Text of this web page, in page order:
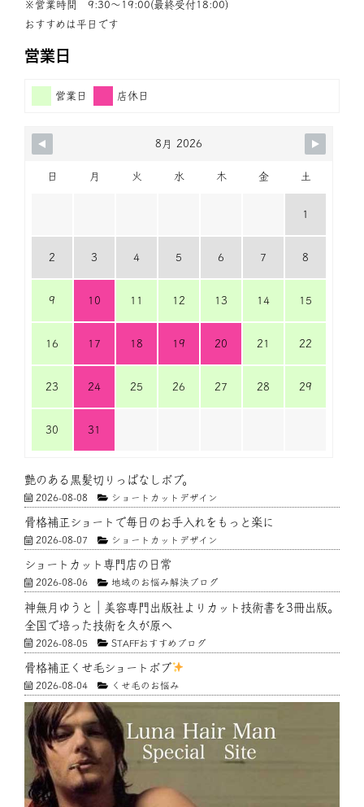
※営業時間 9:30〜19:00(最終受付18:00)
おすすめは平日です
営業日
営業日 店休日
8月 2026
日 月 火 水 木 金 土
1
2 3 4 5 6 7 8
9 10 11 12 13 14 15
16 17 18 19 20 21 22
23 24 25 26 27 28 29
30 31
艶のある黒髪切りっぱなしボブ。
2026-08-08 ショートカットデザイン
骨格補正ショートで毎日のお手入れをもっと楽に
2026-08-07 ショートカットデザイン
ショートカット専門店の日常
2026-08-06 地域のお悩み解決ブログ
神無月ゆうと｜美容専門出版社よりカット技術書を3冊出版。
全国で培った技術を久が原へ
2026-08-05 STAFFおすすめブログ
骨格補正くせ毛ショートボブ
2026-08-04 くせ毛のお悩み